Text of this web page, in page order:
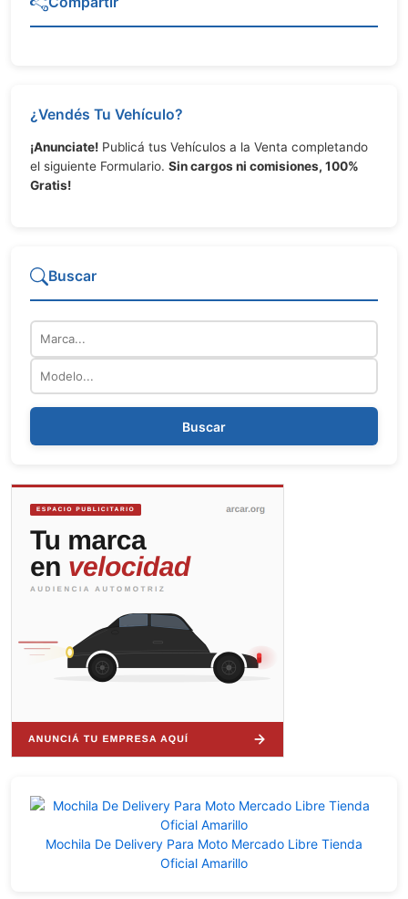
¿Vendés Tu Vehículo?
¡Anunciate! Publicá tus Vehículos a la Venta completando
el siguiente Formulario. Sin cargos ni comisiones, 100%
Gratis!
Buscar
Marca
Modelo
Buscar
Mochila De Delivery Para Moto Mercado Libre Tienda
Oficial Amarillo